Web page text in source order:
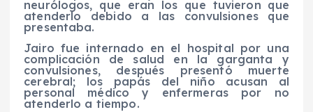
neurólogos, que eran los que tuvieron que
atenderlo debido a las convulsiones que
presentaba.
Jairo fue internado en el hospital por una
complicación de salud en la garganta y
convulsiones, después presentó muerte
cerebral; los papás del niño acusan al
personal médico y enfermeras por no
atenderlo a tiempo.